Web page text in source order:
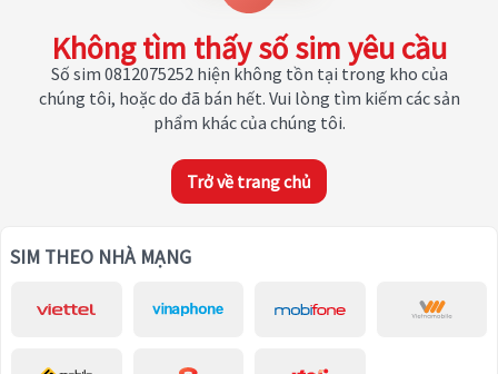
Không tìm thấy số sim yêu cầu
Số sim 0812075252 hiện không tồn tại trong kho của
chúng tôi, hoặc do đã bán hết. Vui lòng tìm kiếm các sản
phẩm khác của chúng tôi.
Trở về trang chủ
SIM THEO NHÀ MẠNG